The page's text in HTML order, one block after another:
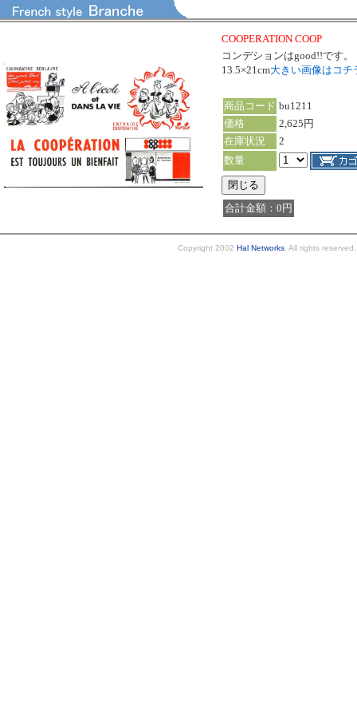
COOPERATION COOP
コンデションはgood!!です。
13.5×21cm大きい画像はコ
商品コード bu1211
価格
2,625円
在庫状況
2
数量
合計金額：0円
Copyright 2002 Hal Networks . All rights